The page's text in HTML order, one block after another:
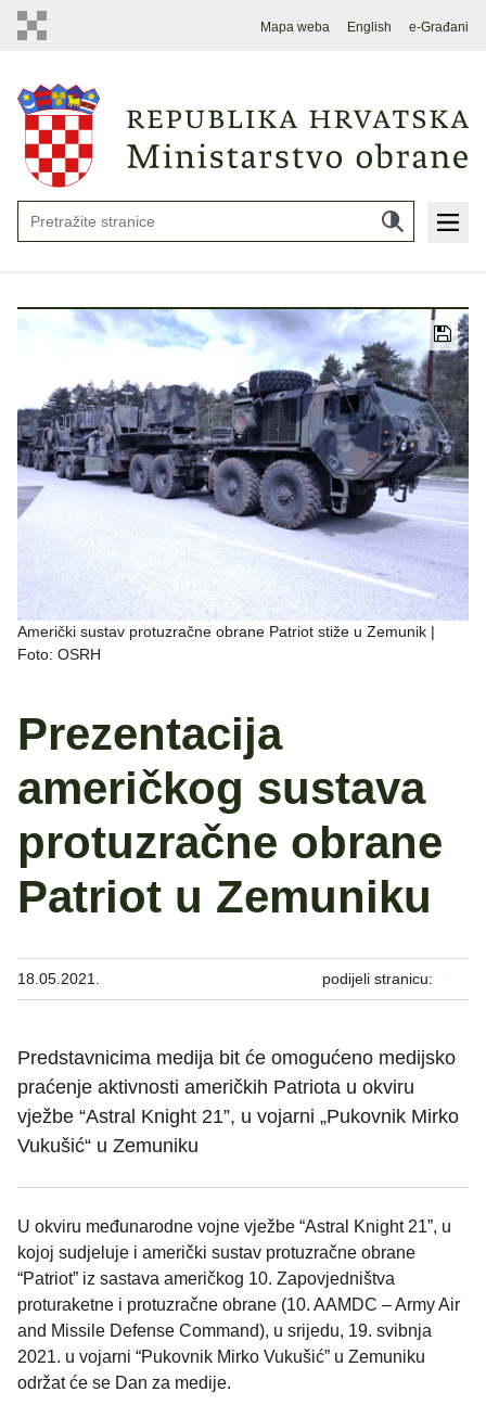
Mapa weba English e-Građani
Američki sustav protuzračne obrane Patriot stiže u Zemunik |
Foto: OSRH
Prezentacija
američkog sustava
protuzračne obrane
Patriot u Zemuniku
18.05.2021. podijeli stranicu:
Predstavnicima medija bit će omogućeno medijsko
praćenje aktivnosti američkih Patriota u okviru
vježbe “Astral Knight 21”, u vojarni „Pukovnik Mirko
Vukušić“ u Zemuniku
U okviru međunarodne vojne vježbe “Astral Knight 21”, u
kojoj sudjeluje i američki sustav protuzračne obrane
“Patriot” iz sastava američkog 10. Zapovjedništva
proturaketne i protuzračne obrane (10. AAMDC – Army Air
and Missile Defense Command), u srijedu, 19. svibnja
2021. u vojarni “Pukovnik Mirko Vukušić” u Zemuniku
održat će se Dan za medije.